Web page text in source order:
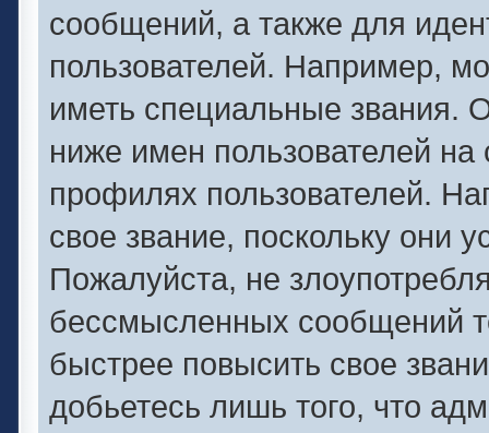
сообщений, а также для
пользователей. Например,
иметь специальные звания.
ниже имен пользователей
профилях пользователей.
свое звание, поскольку они
Пожалуйста, не
бессмысленных сообщений
быстрее повысить свое
добьетесь лишь того, что